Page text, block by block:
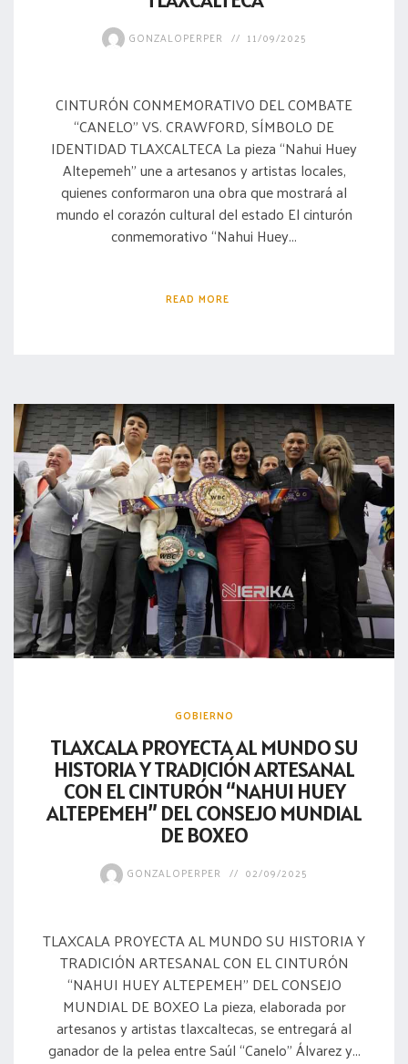
GONZALOPERPER 11/09/2025
CINTURÓN CONMEMORATIVO DEL COMBATE
“CANELO” VS. CRAWFORD, SÍMBOLO DE
IDENTIDAD TLAXCALTECA La pieza “Nahui Huey
Altepemeh” une a artesanos y artistas locales,
quienes conformaron una obra que mostrará al
mundo el corazón cultural del estado El cinturón
conmemorativo “Nahui Huey...
READ MORE
GOBIERNO
TLAXCALA PROYECTA AL MUNDO SU
HISTORIA Y TRADICIÓN ARTESANAL
CON EL CINTURÓN “NAHUI HUEY
ALTEPEMEH” DEL CONSEJO MUNDIAL
DE BOXEO
GONZALOPERPER 02/09/2025
TLAXCALA PROYECTA AL MUNDO SU HISTORIA Y
TRADICIÓN ARTESANAL CON EL CINTURÓN
“NAHUI HUEY ALTEPEMEH” DEL CONSEJO
MUNDIAL DE BOXEO La pieza, elaborada por
artesanos y artistas tlaxcaltecas, se entregará al
ganador de la pelea entre Saúl “Canelo” Álvarez y...